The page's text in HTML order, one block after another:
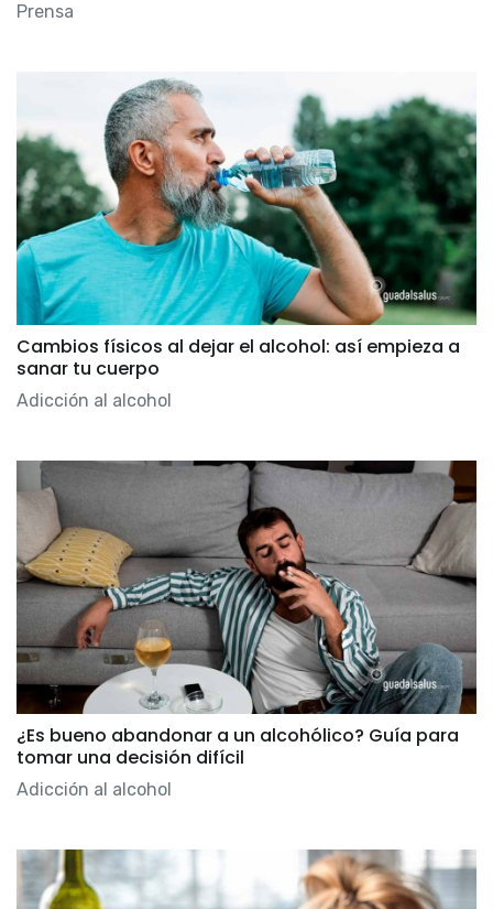
Prensa
Cambios físicos al dejar el alcohol: así empieza a
sanar tu cuerpo
Adicción al alcohol
¿Es bueno abandonar a un alcohólico? Guía para
tomar una decisión difícil
Adicción al alcohol